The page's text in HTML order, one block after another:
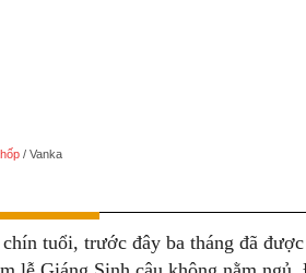
/ Vanka
tuổi, trước đây ba tháng đã